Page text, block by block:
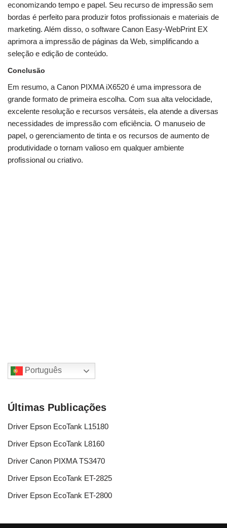
economizando tempo e papel. Seu recurso de impressão sem
bordas é perfeito para produzir fotos profissionais e materiais de
marketing. Além disso, o software Canon Easy-WebPrint EX
aprimora a impressão de páginas da Web, simplificando a
seleção e edição de conteúdo.
Conclusão
Em resumo, a Canon PIXMA iX6520 é uma impressora de
grande formato de primeira escolha. Com sua alta velocidade,
excelente resolução e recursos versáteis, ela atende a diversas
necessidades de impressão com eficiência. O manuseio de
papel, o gerenciamento de tinta e os recursos de aumento de
produtividade o tornam valioso em qualquer ambiente
profissional ou criativo.
Português
Últimas Publicações
Driver Epson EcoTank L15180
Driver Epson EcoTank L8160
Driver Canon PIXMA TS3470
Driver Epson EcoTank ET-2825
Driver Epson EcoTank ET-2800